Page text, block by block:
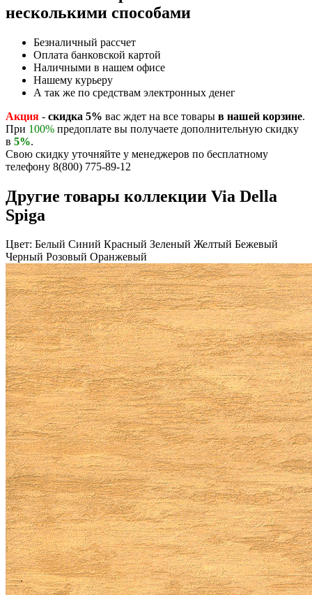
несколькими способами
Безналичный рассчет
Оплата банковской картой
Наличными в нашем офисе
Нашему курьеру
А так же по средствам электронных денег
Акция - скидка 5% вас ждет на все товары в нашей корзине.
При 100% предоплате вы получаете дополнительную скидку
в 5%.
Свою скидку уточняйте у менеджеров по бесплатному
телефону 8(800) 775-89-12
Другие товары коллекции Via Della
Spiga
Цвет: Белый Синий Красный Зеленый Желтый Бежевый
Черный Розовый Оранжевый